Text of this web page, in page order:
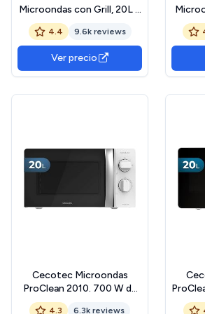
Microondas con Grill, 20L y
700W, Tecnología
EasyClean, Cocina Más
Rápido, Mantiene Sabor y
Nutrientes, Color Negro
4.4 9.6k reviews
Ver precio
W,
Cecotec Microondas
ProClean 2010. 700 W de
Potencia, 20L de
4.3 6.3k reviews